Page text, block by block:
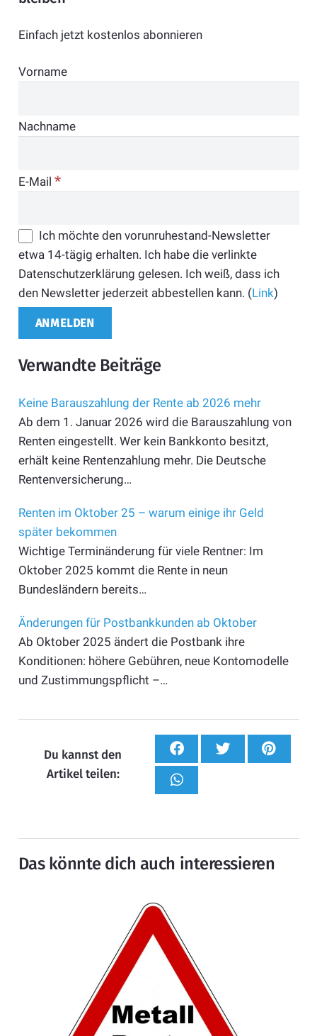
Einfach jetzt kostenlos abonnieren
Vorname
Nachname
E-Mail *
Ich möchte den vorunruhestand-Newsletter
etwa 14-tägig erhalten. Ich habe die verlinkte
Datenschutzerklärung gelesen. Ich weiß, dass ich
den Newsletter jederzeit abbestellen kann. (Link)
Verwandte Beiträge
Keine Barauszahlung der Rente ab 2026 mehr
Ab dem 1. Januar 2026 wird die Barauszahlung von
Renten eingestellt. Wer kein Bankkonto besitzt,
erhält keine Rentenzahlung mehr. Die Deutsche
Rentenversicherung…
Renten im Oktober 25 – warum einige ihr Geld
später bekommen
Wichtige Terminänderung für viele Rentner: Im
Oktober 2025 kommt die Rente in neun
Bundesländern bereits…
Änderungen für Postbankkunden ab Oktober
Ab Oktober 2025 ändert die Postbank ihre
Konditionen: höhere Gebühren, neue Kontomodelle
und Zustimmungspflicht –…
Du kannst den
Artikel teilen:
Das könnte dich auch interessieren